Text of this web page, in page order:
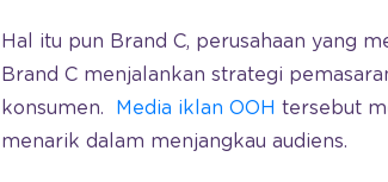
Hal itu pun Brand C, perusahaan yang
Brand C menjalankan strategi
konsumen.
Media iklan OOH tersebut
menarik dalam menjangkau audiens.